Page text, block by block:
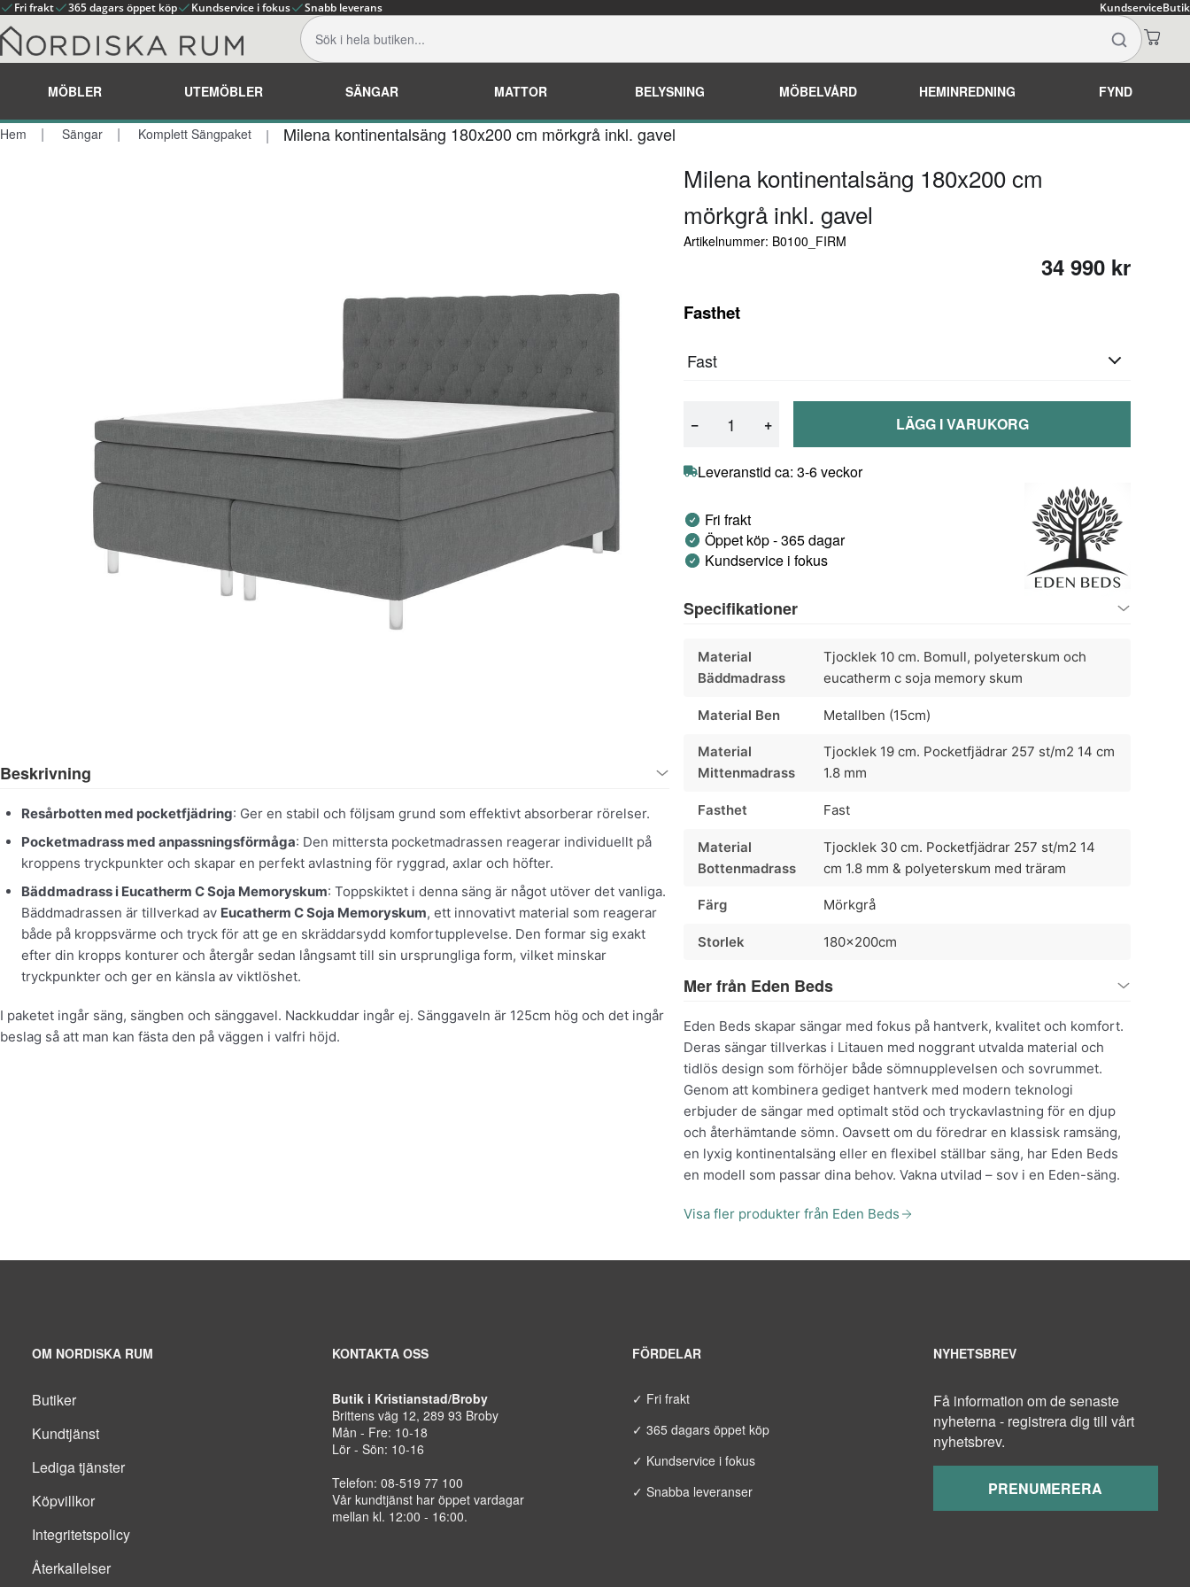
Fri frakt 365 dagars öppet köp Kundservice i fokus Snabb leverans KundserviceButik
MÖBLER UTEMÖBLER SÄNGAR MATTOR BELYSNING MÖBELVÅRD HEMINREDNING FYND
Hem Sängar Komplett Sängpaket Milena kontinentalsäng 180x200 cm mörkgrå inkl. gavel
Beskrivning
Resårbotten med pocketfjädring: Ger en stabil och följsam grund som effektivt absorberar rörelser.
Pocketmadrass med anpassningsförmåga: Den mittersta pocketmadrassen reagerar individuellt på
kroppens tryckpunkter och skapar en perfekt avlastning för ryggrad, axlar och höfter.
Bäddmadrass i Eucatherm C Soja Memoryskum: Toppskiktet i denna säng är något utöver det vanliga.
Bäddmadrassen är tillverkad av Eucatherm C Soja Memoryskum, ett innovativt material som reagerar
både på kroppsvärme och tryck för att ge en skräddarsydd komfortupplevelse. Den formar sig exakt
efter din kropps konturer och återgår sedan långsamt till sin ursprungliga form, vilket minskar
tryckpunkter och ger en känsla av viktlöshet.
I paketet ingår säng, sängben och sänggavel. Nackkuddar ingår ej. Sänggaveln är 125cm hög och det ingår
beslag så att man kan fästa den på väggen i valfri höjd.
Milena kontinentalsäng 180x200 cm
mörkgrå inkl. gavel
Artikelnummer: B0100_FIRM
34 990 kr
Fasthet
Fast
− + LÄGG I VARUKORG
Leveranstid ca: 3-6 veckor
Fri frakt
Öppet köp - 365 dagar
Kundservice i fokus
Specifikationer
Material
Bäddmadrass
Tjocklek 10 cm. Bomull, polyeterskum och
eucatherm c soja memory skum
Material Ben Metallben (15cm)
Material
Mittenmadrass
Tjocklek 19 cm. Pocketfjädrar 257 st/m2 14 cm
1.8 mm
Fasthet Fast
Material
Bottenmadrass
Tjocklek 30 cm. Pocketfjädrar 257 st/m2 14
cm 1.8 mm & polyeterskum med träram
Färg Mörkgrå
Storlek 180x200cm
Mer från Eden Beds
Eden Beds skapar sängar med fokus på hantverk, kvalitet och komfort.
Deras sängar tillverkas i Litauen med noggrant utvalda material och
tidlös design som förhöjer både sömnupplevelsen och sovrummet.
Genom att kombinera gediget hantverk med modern teknologi
erbjuder de sängar med optimalt stöd och tryckavlastning för en djup
och återhämtande sömn. Oavsett om du föredrar en klassisk ramsäng,
en lyxig kontinentalsäng eller en flexibel ställbar säng, har Eden Beds
en modell som passar dina behov. Vakna utvilad – sov i en Eden-säng.
Visa fler produkter från Eden Beds
OM NORDISKA RUM
Butiker
Kundtjänst
Lediga tjänster
Köpvillkor
Integritetspolicy
Återkallelser
KONTAKTA OSS
Butik i Kristianstad/Broby
Brittens väg 12, 289 93 Broby
Mån - Fre: 10-18
Lör - Sön: 10-16
Telefon: 08-519 77 100
Vår kundtjänst har öppet vardagar
mellan kl. 12:00 - 16:00.
FÖRDELAR
✓ Fri frakt
✓ 365 dagars öppet köp
✓ Kundservice i fokus
✓ Snabba leveranser
NYHETSBREV
Få information om de senaste
nyheterna - registrera dig till vårt
nyhetsbrev.
PRENUMERERA